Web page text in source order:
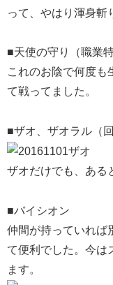
って、やはり渾身斬
■天使の守り（職業特
これのお陰で何度も
て戦ってました。
■ザオ、ザオラル（回
ザオだけでも、ある
■バイシオン
仲間が持っていれば
て便利でした。今は
ます。